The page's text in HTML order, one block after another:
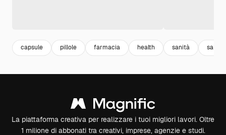
capsule pillole farmacia health sanità salute
La piattaforma creativa per realizzare i tuoi migliori lavori. Oltre
1 milione di abbonati tra creativi, imprese, agenzie e studi.